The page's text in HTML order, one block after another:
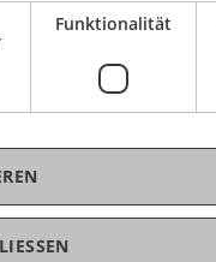
Funktionalität